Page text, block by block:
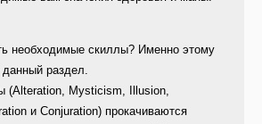
необходимые скиллы? Именно этому
раздел.
(Alteration, Mysticism, Illusion,
и Сonjuration) прокачиваются